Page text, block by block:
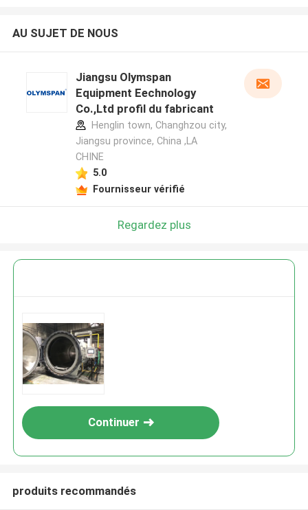
AU SUJET DE NOUS
Jiangsu Olymspan
Equipment Eechnology
Co.,Ltd profil du fabricant
Henglin town, Changhzou city,
Jiangsu province, China ,LA
CHINE
5.0
Fournisseur vérifié
Regardez plus
Continuer
produits recommandés